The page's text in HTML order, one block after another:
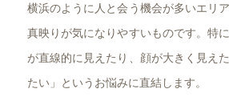
横浜のように人と会う機会が多いエリ
真映りが気になりやすいものです。特
が直線的に見えたり、顔が大きく見え
たい」というお悩みに直結します。